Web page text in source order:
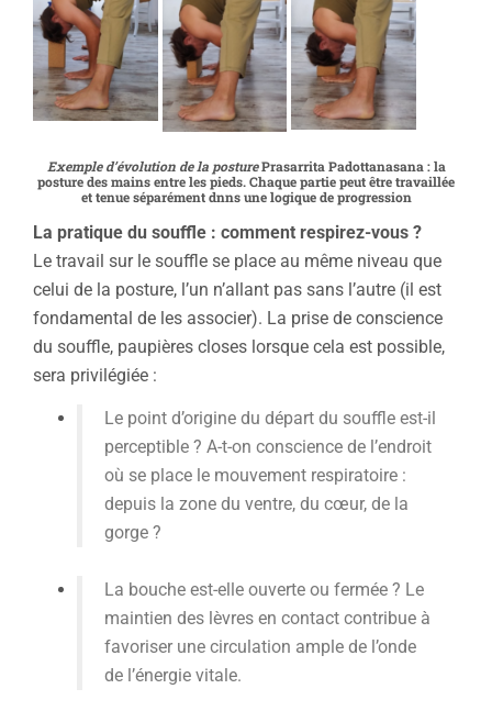
Exemple d’évolution de la posturePrasarrita Padottanasana : la
posture des mains entre les pieds. Chaque partie peut être travaillée
et tenue séparément dnns une logique de progression
La pratique du souffle : comment respirez-vous ?
Le travail sur le souffle se place au même niveau que
celui de la posture, l’un n’allant pas sans l’autre (il est
fondamental de les associer). La prise de conscience
du souffle, paupières closes lorsque cela est possible,
sera privilégiée :
Le point d’origine du départ du souffle est-il
perceptible ? A-t-on conscience de l’endroit
où se place le mouvement respiratoire :
depuis la zone du ventre, du cœur, de la
gorge ?
La bouche est-elle ouverte ou fermée ? Le
maintien des lèvres en contact contribue à
favoriser une circulation ample de l’onde
de l’énergie vitale.